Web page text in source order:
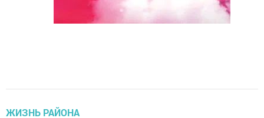
ЖИЗНЬ РАЙОНА